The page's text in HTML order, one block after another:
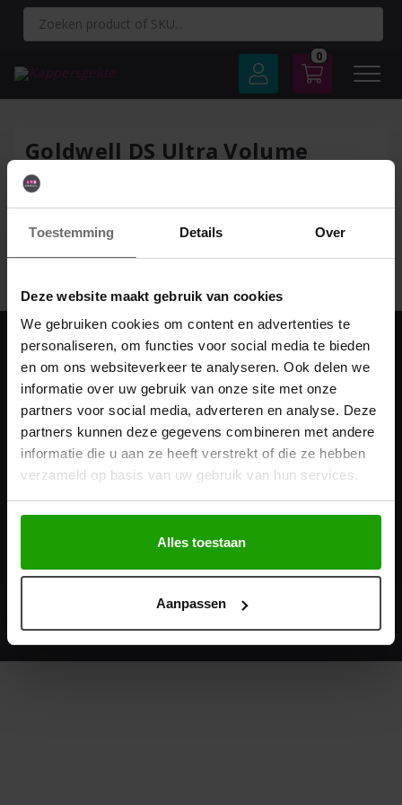
Toestemming Details Over
Deze website maakt gebruik van cookies
We gebruiken cookies om content en advertenties te
personaliseren, om functies voor social media te bieden
en om ons websiteverkeer te analyseren. Ook delen we
informatie over uw gebruik van onze site met onze
partners voor social media, adverteren en analyse. Deze
partners kunnen deze gegevens combineren met andere
informatie die u aan ze heeft verstrekt of die ze hebben
verzameld op basis van uw gebruik van hun services.
Alles toestaan
Aanpassen
Spring
0
Goldwell DS Ultra Volume
Conditioner 200ml-0
Geef een reactie
Adres & contact
Populaire categorieën
Top Merken
Kappersgekte
© Copyright - Wij scoren 9.4 van 10 sterren